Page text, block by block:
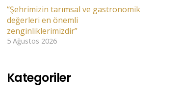
“Şehrimizin tarımsal ve gastronomik
değerleri en önemli
zenginliklerimizdir”
5 Ağustos 2026
Kategoriler